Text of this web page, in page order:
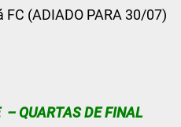
FC (ADIADO PARA 30/07)
QUARTAS DE FINAL